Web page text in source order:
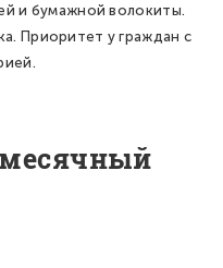
и бумажной волокиты.
Приоритет у граждан с